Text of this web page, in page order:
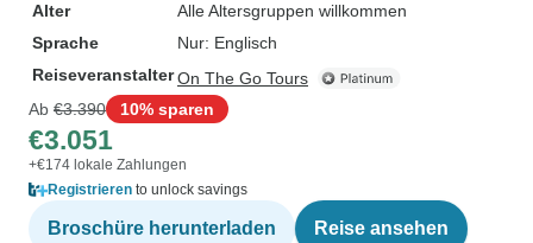
Alter
Alle Altersgruppen willkommen
Sprache
Nur: Englisch
ReiseveranstalterOn The Go Tours
Ab €3.390 10% sparen
€3.051
+€174 lokale Zahlungen
Registrieren to unlock savings
Broschüre herunterladen Reise ansehen